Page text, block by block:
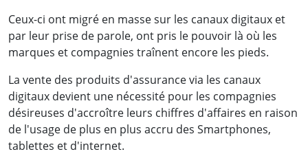
Ceux-ci ont migré en masse sur les canaux digitaux et
par leur prise de parole, ont pris le pouvoir là où les
marques et compagnies traînent encore les pieds.
La vente des produits d'assurance via les canaux
digitaux devient une nécessité pour les compagnies
désireuses d'accroître leurs chiffres d'affaires en raison
de l'usage de plus en plus accru des Smartphones,
tablettes et d'internet.